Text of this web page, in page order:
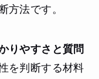
方法です。
りやすさと質問
を判断する材料